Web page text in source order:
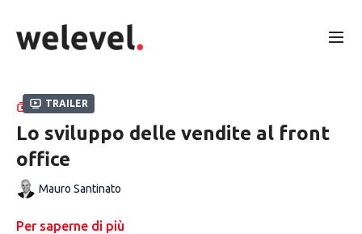
Trailer
RACCOLTA
Lo sviluppo delle vendite al front
office
Mauro Santinato
Per saperne di più